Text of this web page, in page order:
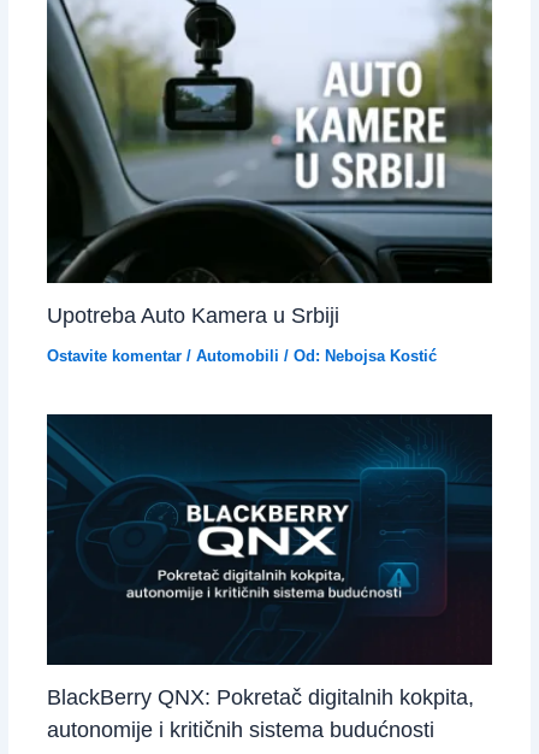
Upotreba Auto Kamera u Srbiji
Ostavite komentar / Automobili / Od: Nebojsa Kostić
BlackBerry QNX: Pokretač digitalnih kokpita,
autonomije i kritičnih sistema budućnosti